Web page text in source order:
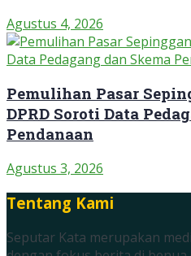
Agustus 4, 2026
Pemulihan Pasar
DPRD Soroti Data
Pendanaan
Agustus 3, 2026
Tentang Kami
Seputar Kata merupakan